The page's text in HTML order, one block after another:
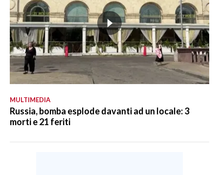
MULTIMEDIA
Russia, bomba esplode davanti ad un locale: 3
morti e 21 feriti